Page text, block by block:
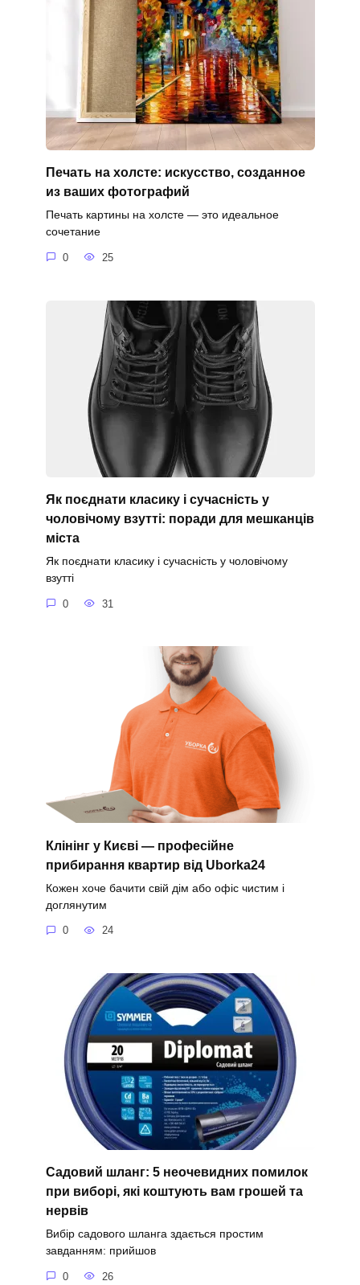
Печать на холсте: искусство, созданное
из ваших фотографий
Печать картины на холсте — это идеальное
сочетание
0 25
Як поєднати класику і сучасність у
чоловічому взутті: поради для мешканців
міста
Як поєднати класику і сучасність у чоловічому
взутті
0 31
Клінінг у Києві — професійне
прибирання квартир від Uborka24
Кожен хоче бачити свій дім або офіс чистим і
доглянутим
0 24
Садовий шланг: 5 неочевидних помилок
при виборі, які коштують вам грошей та
нервів
Вибір садового шланга здається простим
завданням: прийшов
0 26